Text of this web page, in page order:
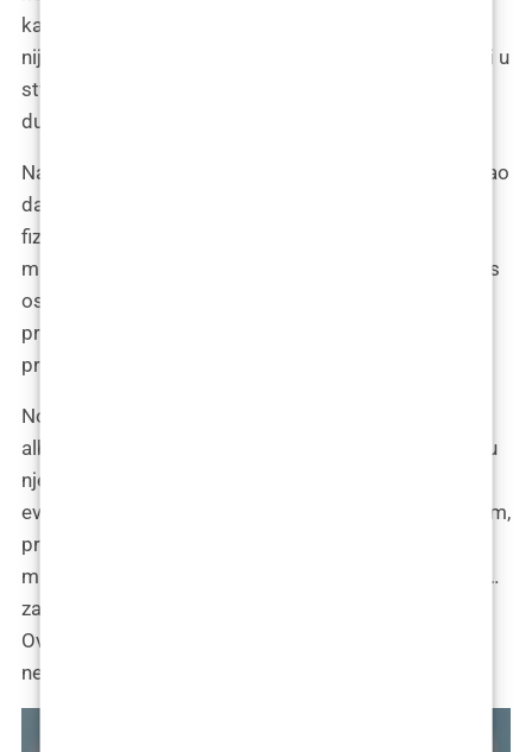
kao da vaše tijelo polako otpušta nešto što mu više
nije potrebno. Mislim da postoji lekcija o otpuštanju i u
stvarnom životu,” razmišlja Tamara, uvijek tražeći
dublje značenje u svemu.
Napuštajući ordinaciju, osjeća se neobično lagano, kao
da je već počela proces transformacije. Ne samo
fizičke, već i one unutarnje. “Vidimo se na strani
mudrosti,” šali se dok se rukuje s kirurgom, odlazeći s
osjećajem da je napravila ispravan korak. Ne samo
prema promjeni svog izgleda, već i prema istinskom
prihvaćanju sebe.
Noć prije zahvata, Tamara Kalinić pretražuje svoje
albume na telefonu, gledajući fotografije na kojima su
njene usne postepeno postajale sve veće. “Ah,
evolucija usana u divljini,” komentira s ironičnim tonom,
pripremajući se za sutrašnji dan. Dok sumira svoje
misli u noćnom vlogu, šali se: “Ako sutra ne preživim…
zapamtite me po mojem sjaju za usne, molim vas.”
Ovaj trenutak introspekcije pun je humora, ali i blage
nervoze za ono što slijedi.